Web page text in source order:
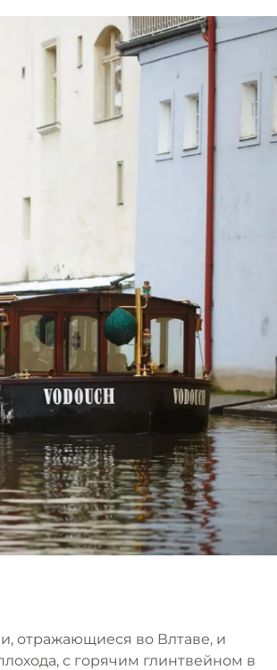
отражающиеся во Влтаве, и
с горячим глинтвейном в